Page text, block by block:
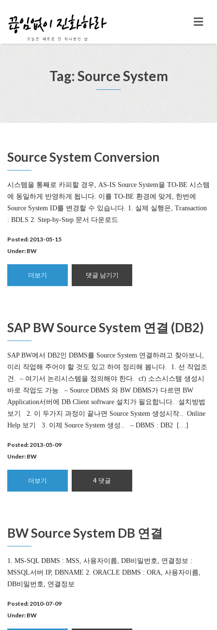
Tag: Source System
Source System Conversion
시스템을 통째로 카피할 경우, AS-IS Source System을 TO-BE 시스템
에 동일하게 반영하게 됩니다. 이를 TO-BE 환경에 맞게, 한번에
Source System ID를 변경할 수 있습니다. 1. 실제 실행은, Transaction
: BDLS 2. Step-by-Step 문서 다운로드
Posted: 2013-05-15
Under: BW
더보기 댓글 남기기
SAP BW Source System 연결 (DB2)
SAP BW에서 DB2인 DBMS를 Source System 연결하려고 찾아보니,
미리 작업해 주어야 할 것도 있고 하여 정리해 봅니다. 1. 선 작업조
건. – 여기서 논리시스템을 정의해야 한다. cf) 소스시스템 생성시
바로 작업도 가능 – Source DBMS 와 BW DBMS가 다르면 BW
Application서버에 DB Client software 설치가 필요합니다. 설치방법
보기 2. 이 두가지 과정이 끝나면 Source System 생성시작.. Online
Help 보기 3. 이제 Source System 생성.. – DBMS : DB2 […]
Posted: 2013-05-09
Under: BW
더보기 4 댓글
BW Source System DB 연결
1. MS-SQL DBMS : MSS, 사용자이름, DB비밀번호, 연결정보 :
MSSQL서버 IP, DBNAME 2. ORACLE DBMS : ORA, 사용자이름,
DB비밀번호, 연결정보
Posted: 2010-07-09
Under: BW